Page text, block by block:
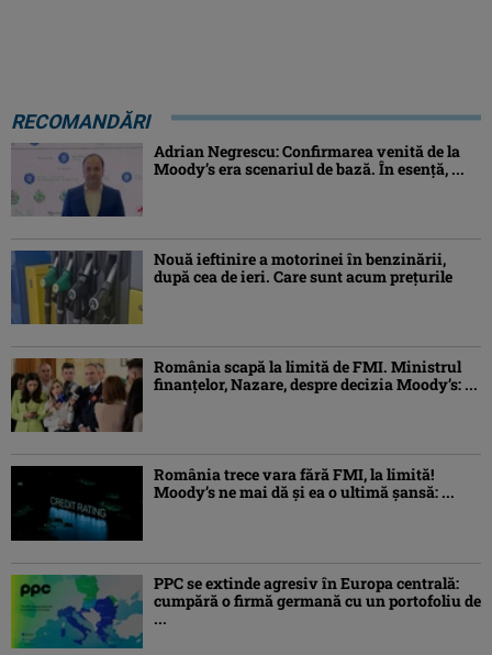
RECOMANDĂRI
Adrian Negrescu: Confirmarea venită de la
Moody’s era scenariul de bază. În esenţă, ...
Nouă ieftinire a motorinei în benzinării,
după cea de ieri. Care sunt acum prețurile
România scapă la limită de FMI. Ministrul
finanțelor, Nazare, despre decizia Moody’s: ...
România trece vara fără FMI, la limită!
Moody’s ne mai dă și ea o ultimă șansă: ...
PPC se extinde agresiv în Europa centrală:
cumpără o firmă germană cu un portofoliu de
...